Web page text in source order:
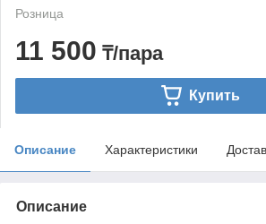
Розница
11 500 ₸/пара
Купить
Описание Характеристики
Описание